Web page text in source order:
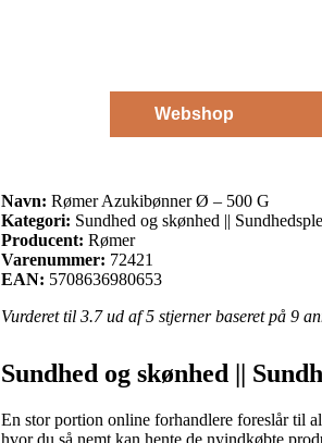
Webshop
Navn: Rømer Azukibønner Ø – 500 G
Kategori: Sundhed og skønhed ||
Producent: Rømer
Varenummer: 72421
EAN: 5708636980653
Vurderet til 3.7ud af 5 stjerner baseret på 9
Sundhed og skønhed ||
En stor portion online forhandlere foreslår til
hvor du så nemt kan hente de nyindkøbte